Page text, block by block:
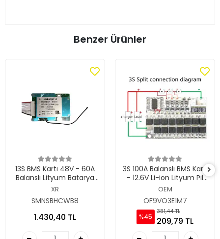
Benzer Ürünler
13S BMS Kartı 48V - 60A
Balanslı Lityum Batarya
Koruma Devresi (XR)
XR
SMNSBHCWB8
1.430,40 TL
3S 100A Balanslı BMS Kartı
- 12.6V Li-ion Lityum Pil
Şarj Koruma Devresi
OEM
OF9VO3E1M7
%45
381,44 TL
209,79 TL